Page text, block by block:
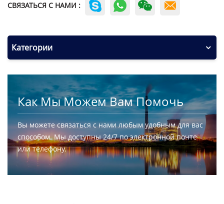
СВЯЗАТЬСЯ С НАМИ :
Категории
Как Мы Можем Вам Помочь
Вы можете связаться с нами любым удобным для вас
способом. Мы доступны 24/7 по электронной почте
или телефону.
СВЯЗАТЬСЯ С НАМИ